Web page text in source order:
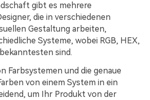
gibt es mehrere
die in verschiedenen
Gestaltung arbeiten,
Systeme, wobei RGB, HEX,
sind.
Farbsystemen und die genaue
von einem System in ein
um Ihr Produkt von der